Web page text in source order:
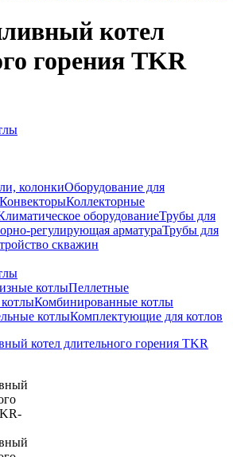
котел
горения TKR
колонкиОборудование для
КонвекторыКоллекторные
оборудованиеТрубы для
регулирующая арматураТрубы для
скважин
котлыПеллетные
Комбинированные котлы
котлыКомплектующие для котлов